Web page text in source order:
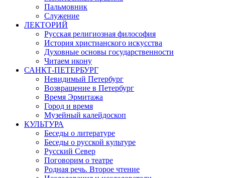
Пальмовник
Служение
ЛЕКТОРИЙ
Русская религиозная философия
История христианского искусства
Духовные основы государственности
Читаем икону
САНКТ-ПЕТЕРБУРГ
Невидимый Петербург
Возвращение в Петербург
Время Эрмитажа
Город и время
Музейный калейдоскоп
КУЛЬТУРА
Беседы о литературе
Беседы о русской культуре
Русский Север
Поговорим о театре
Родная речь. Второе чтение